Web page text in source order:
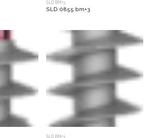
SLD BM+3
SLD 0855 bm+3
SLD BM+3